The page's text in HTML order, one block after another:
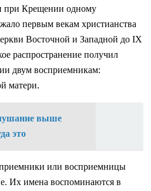
при Крещении одному
первым векам христианства
Восточной и Западной до IX
распространение получил
двум восприемникам:
матери.
выше
это
или восприемницы
Их имена воспоминаются в